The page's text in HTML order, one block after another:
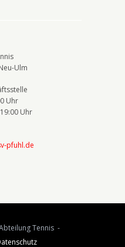
Ulm
Uhr
Uhr
pfuhl.de
Tennis -